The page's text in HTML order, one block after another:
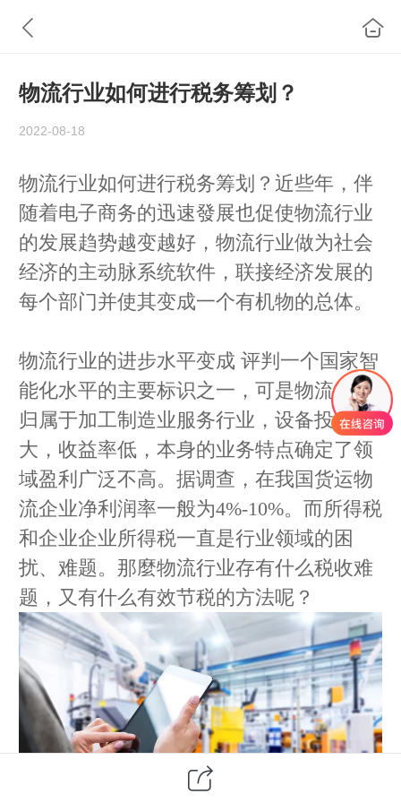
物流行业如何进行税务筹划？
2022-08-18
物流行业如何进行税务筹划？近些年，伴
随着电子商务的迅速發展也促使物流行业
的发展趋势越变越好，物流行业做为社会
经济的主动脉系统软件，联接经济发展的
每个部门并使其变成一个有机物的总体。
物流行业的进步水平变成 评判一个国家智
能化水平的主要标识之一，可是物流行业
归属于加工制造业服务行业，设备投入
大，收益率低，本身的业务特点确定了领
域盈利广泛不高。据调查，在我国货运物
流企业净利润率一般为4%-10%。而所得税
和企业企业所得税一直是行业领域的困
扰、难题。那麼物流行业存有什么税收难
题，又有什么有效节税的方法呢？